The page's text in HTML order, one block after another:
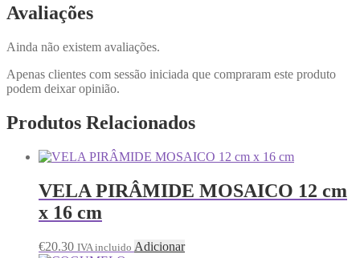
Avaliações
Ainda não existem avaliações.
Apenas clientes com sessão iniciada que compraram este produto
podem deixar opinião.
Produtos Relacionados
VELA PIRÂMIDE MOSAICO 12 cm
x 16 cm
€20.30 IVA incluido Adicionar